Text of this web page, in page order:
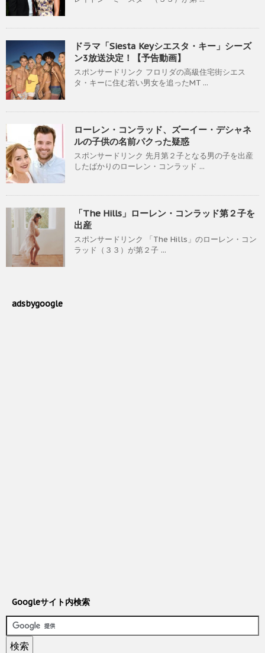
ドラマ「Siesta Keyシエスタ・キー」シーズ
ン3放送決定！【予告動画】
スポンサードリンク フロリダの高級住宅街シエス
タ・キーに住む若い男女を追ったMT ...
ローレン・コンラッド、ズーイー・デシャネ
ルの子供の名前パクった疑惑
スポンサードリンク 先月第２子となる男の子を出産
したばかりのローレン・コンラッド ...
「The Hills」ローレン・コンラッド第２子を
出産
スポンサードリンク 「The Hills」のローレン・コン
ラッド（３３）が第２子 ...
adsbygoogle
Googleサイト内検索